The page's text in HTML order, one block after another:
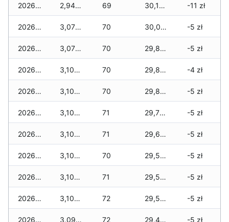
2026-07-31 2,940 zł 69 30,150 zł -11 zł
2026-07-29 3,075 zł 70 30,025 zł -5 zł
2026-07-28 3,075 zł 70 29,825 zł -5 zł
2026-07-27 3,100 zł 70 29,825 zł -4 zł
2026-07-26 3,100 zł 70 29,825 zł -5 zł
2026-07-24 3,100 zł 71 29,790 zł -5 zł
2026-07-23 3,100 zł 71 29,695 zł -5 zł
2026-07-22 3,100 zł 70 29,595 zł -5 zł
2026-07-21 3,100 zł 71 29,570 zł -5 zł
2026-07-20 3,100 zł 72 29,520 zł -5 zł
2026-07-18 3,095 zł 72 29,465 zł -5 zł